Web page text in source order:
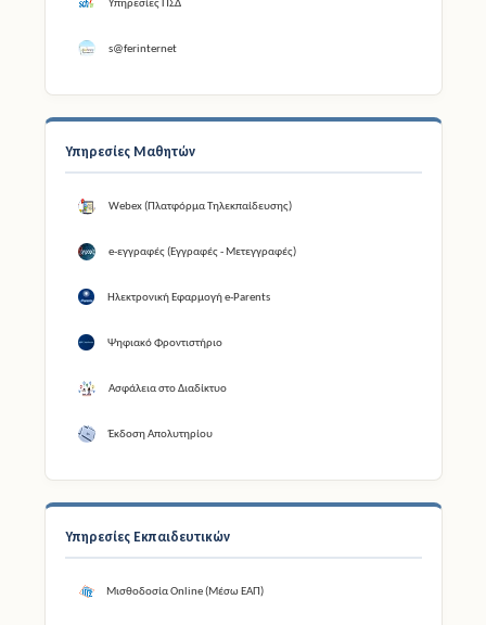
Υπηρεσίες ΠΣΔ
s@ferinternet
Υπηρεσίες Μαθητών
Webex (Πλατφόρμα Τηλεκπαίδευσης)
e-εγγραφές (Εγγραφές - Μετεγγραφές)
Ηλεκτρονική Εφαρμογή e-Parents
Ψηφιακό Φροντιστήριο
Ασφάλεια στο Διαδίκτυο
Έκδοση Απολυτηρίου
Υπηρεσίες Εκπαιδευτικών
Μισθοδοσία Online (Μέσω ΕΑΠ)